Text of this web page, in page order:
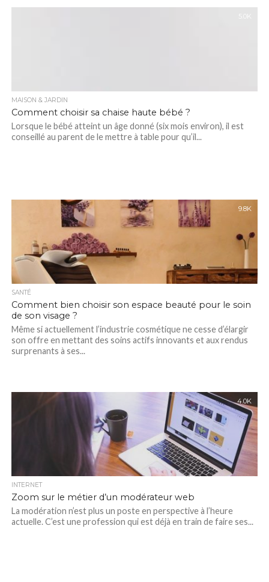
5.0K
MAISON & JARDIN
Comment choisir sa chaise haute bébé ?
Lorsque le bébé atteint un âge donné (six mois environ), il est
conseillé au parent de le mettre à table pour qu’il...
9.8K
SANTÉ
Comment bien choisir son espace beauté pour le soin
de son visage ?
Même si actuellement l’industrie cosmétique ne cesse d’élargir
son offre en mettant des soins actifs innovants et aux rendus
surprenants à ses...
4.0K
INTERNET
Zoom sur le métier d’un modérateur web
La modération n’est plus un poste en perspective à l’heure
actuelle. C’est une profession qui est déjà en train de faire ses...